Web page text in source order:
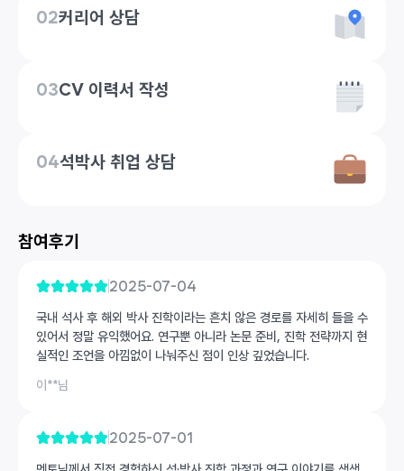
02커리어 상담
03CV 이력서 작성
04석박사 취업 상담
참여후기
2025-07-04
국내 석사 후 해외 박사 진학이라는 흔치 않은 경로를 자세히 들을 수
있어서 정말 유익했어요. 연구뿐 아니라 논문 준비, 진학 전략까지 현
실적인 조언을 아낌없이 나눠주신 점이 인상 깊었습니다.
이**님
2025-07-01